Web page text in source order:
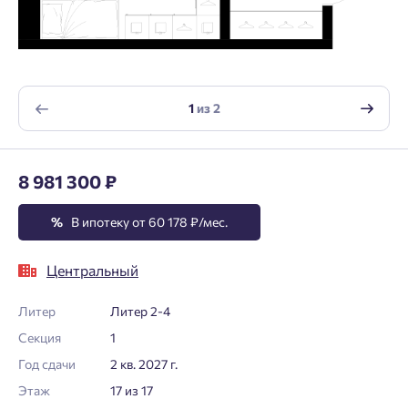
8 981 300 ₽
% В ипотеку от 60 178 ₽/мес.
Центральный
Литер
Литер 2-4
Секция
1
Год сдачи
2 кв. 2027 г.
Этаж
17 из 17
1из2